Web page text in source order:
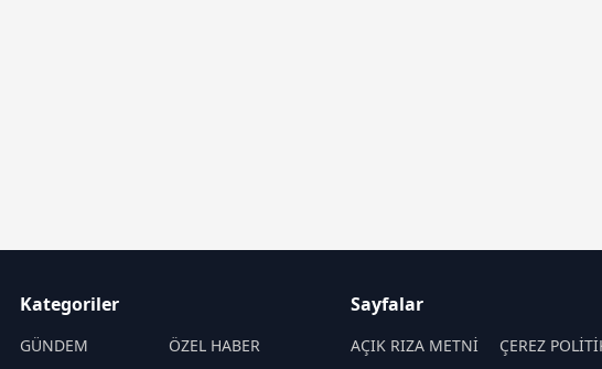
Kategoriler
GÜNDEM
ÖZEL HABER
Sayfalar
AÇIK RIZA METNİ
ÇEREZ